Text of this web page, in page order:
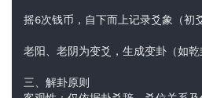
摇6次钱币，自下而上记录爻象（初
老阳、老阴为变爻，生成变卦（如乾
三、解卦原则